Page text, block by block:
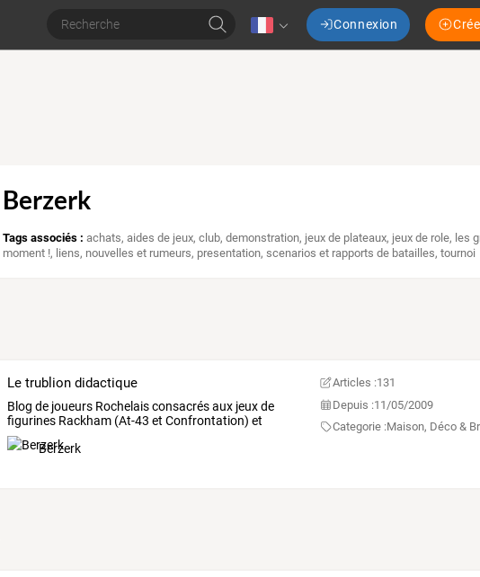
Connexion
Berzerk
Tags associés : achats,aides de jeux,club,demonstration, jeux de plateaux, jeux de role, les
moment !, liens, nouvelles et rumeurs, presentation,scenarios et rapports de batailles,tournoi
Le trublion didactique
Blog dejoueursRochelaisconsacrésauxjeuxde
figurinesRackham(At-43 et Confrontation) et
aussi
Berzerk
Articles :131
Depuis :11/05/2009
Categorie :Maison, Déco &